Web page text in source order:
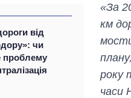
від
чи
проблему
«За
км
року
часи